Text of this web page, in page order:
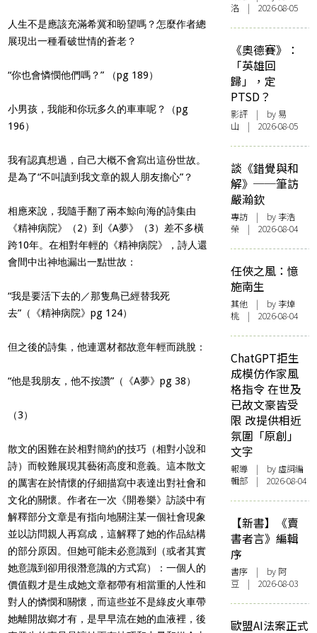
人生不是應該充滿希冀和盼望嗎？怎麼作者總
展現出一種看破世情的蒼老？
“你也會憐憫他們嗎？” （pg 189）
小男孩，我能和你玩多久的車車呢？（pg
196）
我有認真想過，自己大概不會寫出這份世故。
是為了“不叫讀到我文章的親人朋友擔心”？
相應來說，我隨手翻了兩本鯨向海的詩集由
《精神病院》（2）到《A夢》（3）差不多橫
跨10年。在相對年輕的《精神病院》，詩人還
會間中出神地漏出一點世故：
“我是要活下去的／那隻鳥已經替我死
去”（《精神病院》pg 124）
但之後的詩集，他連選材都故意年輕而跳脫：
“他是我朋友，他不按讚”（《A夢》pg 38）
（3）
散文的困難在於相對簡約的技巧（相對小說和
詩）而較難展現其藝術高度和意義。這本散文
的厲害在於情懷的仔細描寫中表達出對社會和
文化的關懷。作者在一次《開卷樂》訪談中有
解釋部分文章是有指向地關注某一個社會現象
並以訪問親人再寫成，這解釋了她的作品結構
的部分原因。但她可能未必意識到（或者其實
她意識到卻用很潛意識的方式寫）：一個人的
價值觀才是生成她文章都帶有相當重的人性和
對人的憐憫和關懷，而這些並不是綠皮火車帶
她離開故鄉才有，是早早流在她的血液裡，後
洛 | 2026-08-05
《奧德賽》：
「英雄回
歸」，定
PTSD？
影評 | by 易
山 | 2026-08-05
談《錯覺與和
解》──筆訪
嚴瀚欽
專訪 | by 李浩
榮 | 2026-08-04
任俠之風：憶
施南生
其他 | by 李焯
桃 | 2026-08-04
ChatGPT拒生
成模仿作家風
格指令 在世及
已故文豪皆受
限 改提供相近
氛圍「原創」
文字
報導 | by 虛詞編
輯部 | 2026-08-04
【新書】《賣
書者言》編輯
序
書序 | by 阿
豆 | 2026-08-03
歐盟AI法案正式